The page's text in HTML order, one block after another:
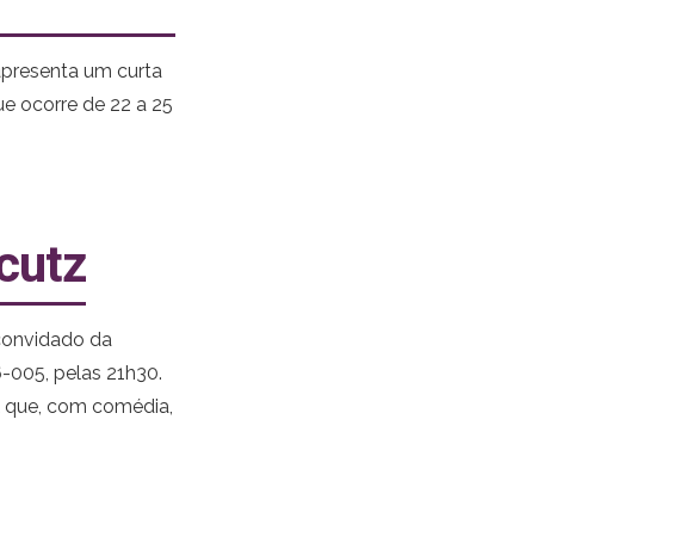
um curta
ocorre de 22 a 25
da
pelas 21h30.
com comédia,